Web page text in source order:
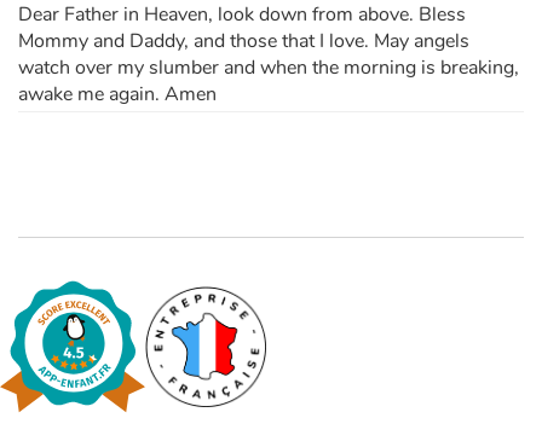
Dear Father in Heaven, look down from above. Bless
Mommy and Daddy, and those that I love. May angels
watch over my slumber and when the morning is breaking,
awake me again. Amen